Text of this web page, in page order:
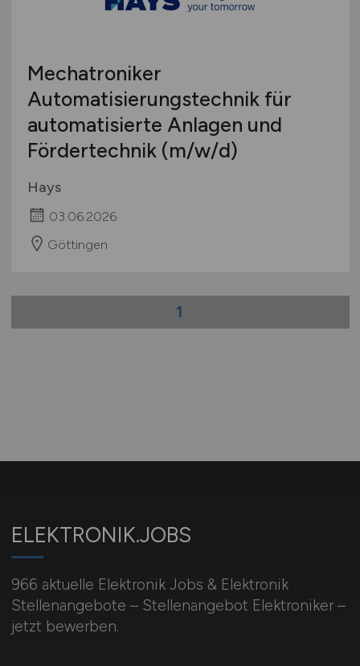
Mechatroniker
Automatisierungstechnik für
automatisierte Anlagen und
Fördertechnik (m/w/d)
Hays
03.06.2026
Göttingen
1
ELEKTRONIK.JOBS
966 aktuelle Elektronik Jobs & Elektronik
Stellenangebote – Stellenangebot Elektroniker –
jetzt bewerben.